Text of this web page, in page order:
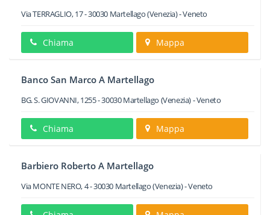
Via TERRAGLIO, 17-30030 Martellago(Venezia) -Veneto
Chiama Mappa
Banco San Marco A Martellago
BG. S. GIOVANNI, 1255-30030Martellago (Venezia) -Veneto
Chiama Mappa
Barbiero Roberto A Martellago
Via MONTE NERO, 4-30030 Martellago(Venezia) -Veneto